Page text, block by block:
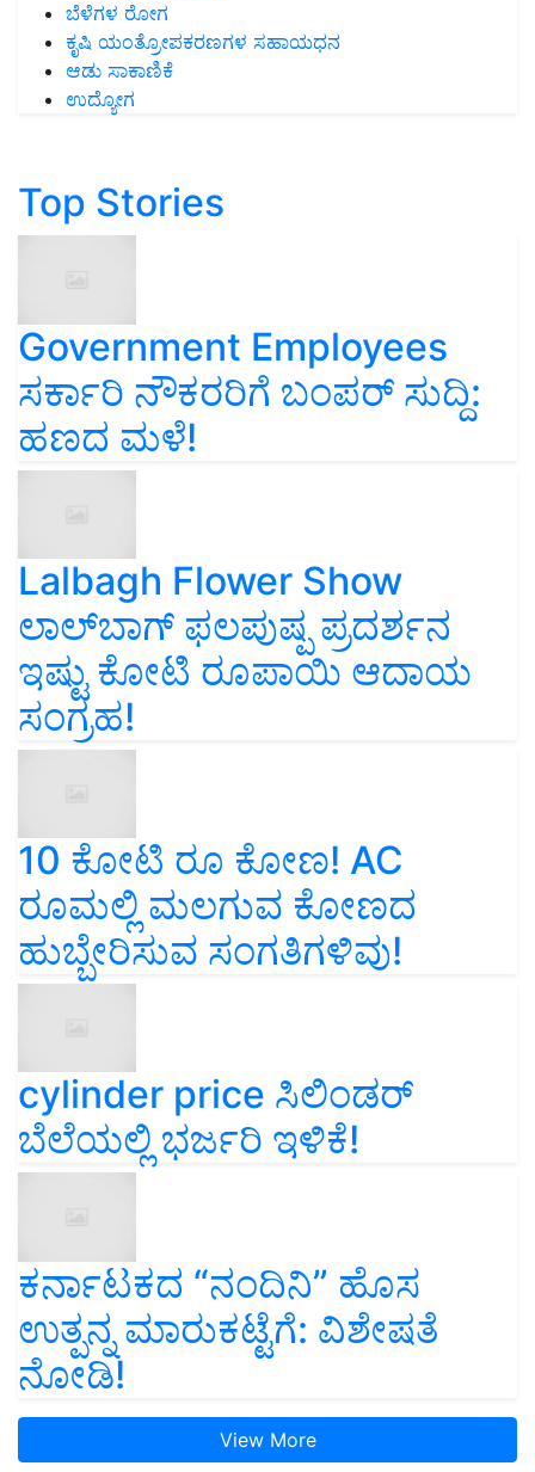
ಬೆಳೆಗಳ ರೋಗ
ಕೃಷಿ ಯಂತ್ರೋಪಕರಣಗಳ ಸಹಾಯಧನ
ಆಡು ಸಾಕಾಣಿಕೆ
ಉದ್ಯೋಗ
Top Stories
Government Employees
ಸರ್ಕಾರಿ ನೌಕರರಿಗೆ ಬಂಪರ್‌ ಸುದ್ದಿ:
ಹಣದ ಮಳೆ!
Lalbagh Flower Show
ಲಾಲ್‌ಬಾಗ್ ಫಲಪುಷ್ಪ ಪ್ರದರ್ಶನ
ಇಷ್ಟು ಕೋಟಿ ರೂಪಾಯಿ ಆದಾಯ
ಸಂಗ್ರಹ!
10 ಕೋಟಿ ರೂ ಕೋಣ! AC
ರೂಮಲ್ಲಿ ಮಲಗುವ ಕೋಣದ
ಹುಬ್ಬೇರಿಸುವ ಸಂಗತಿಗಳಿವು!
cylinder price ಸಿಲಿಂಡರ್‌
ಬೆಲೆಯಲ್ಲಿ ಭರ್ಜರಿ ಇಳಿಕೆ!
ಕರ್ನಾಟಕದ “ನಂದಿನಿ” ಹೊಸ
ಉತ್ಪನ್ನ ಮಾರುಕಟ್ಟೆಗೆ: ವಿಶೇಷತೆ
ನೋಡಿ!
View More